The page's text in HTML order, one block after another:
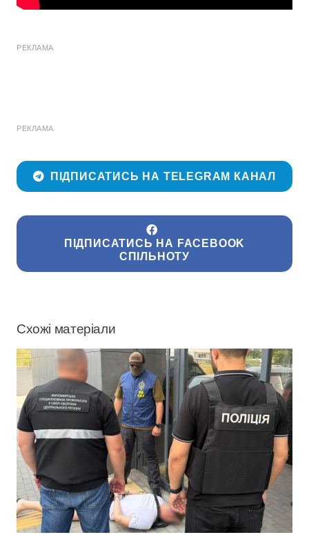
РЕКЛАМА
РЕКЛАМА
ПІДПИСАТИСЬ НА TELEGRAM КАНАЛ
ПІДПИСАТИСЬ НА FACEBOOK
СПІЛЬНОТУ
Схожі матеріали